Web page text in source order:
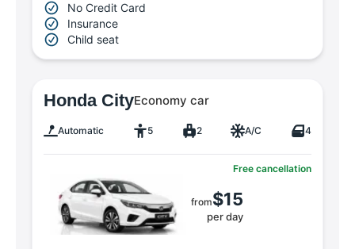
No Credit Card
Insurance
Child seat
Honda CityEconomy car
Automatic 5 2 A/C 4
Free cancellation
from$15
per day